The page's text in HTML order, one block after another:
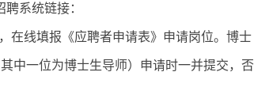
聘系统链接：
在线填报《应聘者申请表》申请岗位。博士
中一位为博士生导师）申请时一并提交，否